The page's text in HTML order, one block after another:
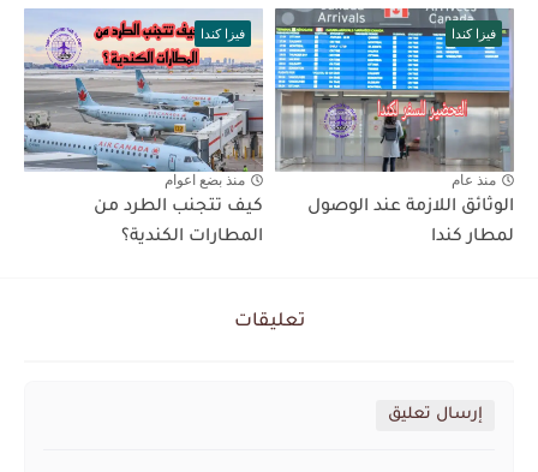
فيزا كندا
منذ عام
الوثائق اللازمة عند الوصول
لمطار كندا
فيزا كندا
منذ بضع اعوام
كيف تتجنب الطرد من
المطارات الكندية؟
تعليقات
إرسال تعليق